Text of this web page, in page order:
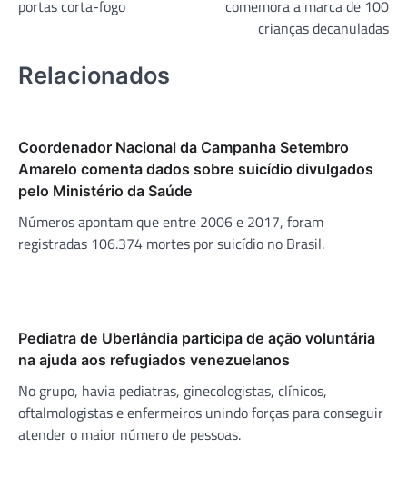
Post
portas corta-fogo
comemora a marca de 100
crianças decanuladas
Relacionados
Coordenador Nacional da Campanha Setembro
Amarelo comenta dados sobre suicídio divulgados
pelo Ministério da Saúde
Números apontam que entre 2006 e 2017, foram
registradas 106.374 mortes por suicídio no Brasil.
Pediatra de Uberlândia participa de ação voluntária
na ajuda aos refugiados venezuelanos
No grupo, havia pediatras, ginecologistas, clínicos,
oftalmologistas e enfermeiros unindo forças para conseguir
atender o maior número de pessoas.